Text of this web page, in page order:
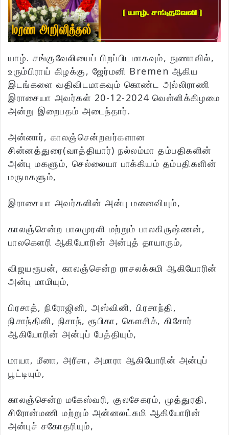
யாழ். சங்குவேலியைப் பிறப்பிடமாகவும், நுணாவில்,
உரும்பிராய் கிழக்கு, ஜேர்மனி Bremen ஆகிய
இடங்களை வதிவிடமாகவும் கொண்ட அல்லிராணி
இராசையா அவர்கள் 20-12-2024 வெள்ளிக்கிழமை
அன்று இறைபதம் அடைந்தார்.
அன்னார், காலஞ்சென்றவர்களான
சின்னத்துரை(வாத்தியார்) நல்லம்மா தம்பதிகளின்
அன்பு மகளும், செல்லையா பாக்கியம் தம்பதிகளின்
மருமகளும்,
இராசையா அவர்களின் அன்பு மனைவியும்,
காலஞ்சென்ற பாலமுரளி மற்றும் பாலகிருஷ்ணன்,
பாலகௌரி ஆகியோரின் அன்புத் தாயாரும்,
விஜயரூபன், காலஞ்சென்ற ராசலக்சுமி ஆகியோரின்
அன்பு மாமியும்,
பிரசாத், நிரோஜினி, அஸ்வினி, பிரசாந்தி,
நிசாந்தினி, நிசாந், ரூபிகா, கௌசிக், கிசோர்
ஆகியோரின் அன்புப் பேத்தியும்,
மாயா, மீனா, அரீசா, அமாரா ஆகியோரின் அன்புப்
பூட்டியும்,
காலஞ்சென்ற மகேஸ்வரி, குலசேகரம், முத்துரதி,
சிரோன்மணி மற்றும் அன்னலட்சுமி ஆகியோரின்
அன்புச் சகோதரியும்,